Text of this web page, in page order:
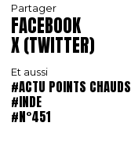
Partager
FACEBOOK
X (TWITTER)
Et aussi
#ACTU POINTS CHAUDS
#INDE
#N°451